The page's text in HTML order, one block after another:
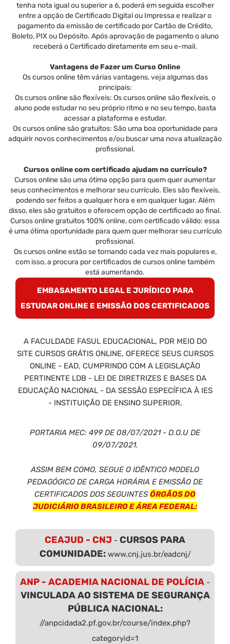
tenha nota igual ou superior a 6, poderá em seguida escolher
entre a opção de Certificado Digital ou Impressa e realizar o
pagamento da emissão de certificado por Cartão de Crédito,
Boleto, PIX ou Depósito. Após aprovação de pagamento o aluno
receberá o Certificado diretamente em seu e-mail.
Vantagens de Fazer um Curso Online
Os cursos online têm várias vantagens, veja algumas das
principais:
Os cursos online são flexíveis: Os cursos online são flexíveis, o
aluno pode estudar no seu próprio ritmo e no seu tempo, basta
acessar a plataforma e estudar.
Os cursos online são gratuitos: São uma boa oportunidade para
adquirir novos conhecimentos e/ou buscar uma nova atualização
profissional.
Cursos online com certificado ajudam no currículo?
Cursos online são uma ótima opção para quem quer aumentar
seus conhecimentos e melhorar seu currículo. Eles são flexíveis,
podendo ser feitos a qualquer hora e em qualquer lugar. Além
disso, eles são gratuitos e oferecem opção de certificado ao final.
Cursos online gratuitos 100% online, com certificado válido: essa
é uma ótima oportunidade para quem quer melhorar seu currículo
profissional.
Os cursos online estão se tornando cada vez mais populares e,
com isso, a procura por certificados de cursos online também
está aumentando.
EMBASAMENTO LEGAL E JURÍDICO PARA
ESTUDAR ONLINE E EMISSÃO DOS CERTIFICADOS
A FACULDADE FASUL EDUCACIONAL, POR MEIO DO
SITE CURSOS GRÁTIS ONLINE, OFERECE SEUS CURSOS
ONLINE - EAD, CUMPRINDO COM A LEGISLAÇÃO
PERTINENTE LDB - LEI DE DIRETRIZES E BASES DA
EDUCAÇÃO NACIONAL - DA SESSÃO ESPECÍFICA À IES
- INSTITUIÇÃO DE ENSINO SUPERIOR.
PORTARIA MEC: 499 DE 08/07/2021 - D.O.U DE
09/07/2021.
ASSIM BEM COMO, SEGUE O IDÊNTICO MODELO
PEDAGÓGICO DE CARGA HORÁRIA E EMISSÃO DE
CERTIFICADOS DOS SEGUINTES ÓRGÃOS DO
JUDICIÁRIO BRASILEIRO E ÁREA FEDERAL:
CEAJUD - CNJ - CURSOS PARA
COMUNIDADE: www.cnj.jus.br/eadcnj/
ANP - ACADEMIA NACIONAL DE POLÍCIA -
VINCULADA AO SISTEMA DE SEGURANÇA
PÚBLICA NACIONAL:
//anpcidada2.pf.gov.br/course/index.php?
categoryid=1